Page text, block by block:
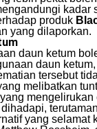
produk
yang dilaporkan.
daun ketum
daun
tersebut
melibatkan
yang